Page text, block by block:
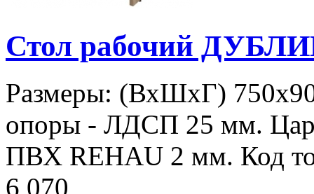
Стол рабочий
Размеры: (ВхШхГ)
опоры - ЛДСП 25 мм.
ПВХ REHAU 2 мм. Код
6 070